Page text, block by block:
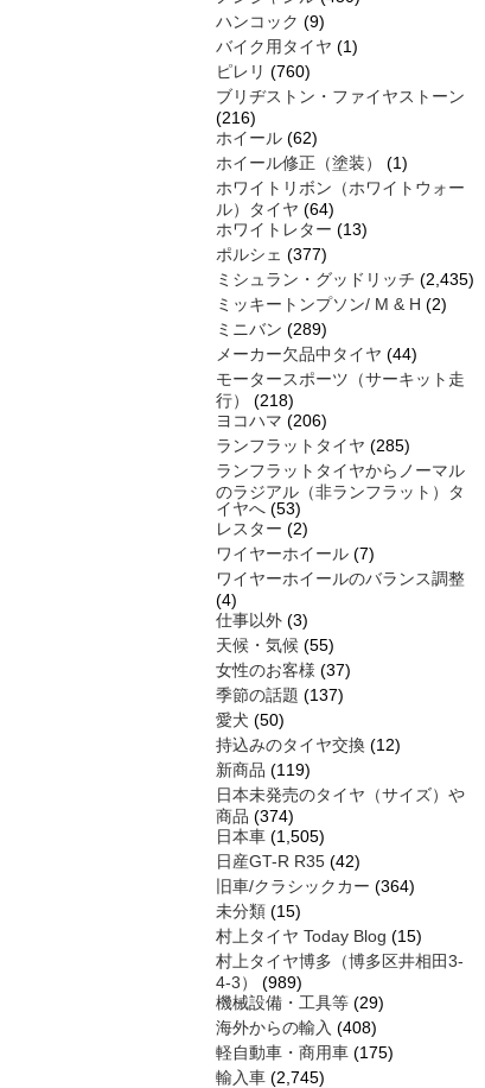
ハンコック (9)
バイク用タイヤ (1)
ピレリ (760)
ブリヂストン・ファイヤストーン
(216)
ホイール (62)
ホイール修正（塗装）
(1)
ホワイトリボン（ホワイトウォー
ル）タイヤ (64)
ホワイトレター (13)
ポルシェ (377)
ミシュラン・グッドリッチ (2,435)
ミッキートンプソン/ M & H (2)
ミニバン (289)
メーカー欠品中タイヤ (44)
モータースポーツ（サーキット走
行）
(218)
ヨコハマ (206)
ランフラットタイヤ (285)
ランフラットタイヤからノーマル
のラジアル（非ランフラット）タ
イヤへ (53)
レスター (2)
ワイヤーホイール (7)
ワイヤーホイールのバランス調整
(4)
仕事以外 (3)
天候・気候 (55)
女性のお客様 (37)
季節の話題 (137)
愛犬 (50)
持込みのタイヤ交換 (12)
新商品 (119)
日本未発売のタイヤ（サイズ）や
商品 (374)
日本車 (1,505)
日産GT-R R35 (42)
旧車/クラシックカー (364)
未分類 (15)
村上タイヤ Today Blog (15)
村上タイヤ博多（博多区井相田3-
4-3）
(989)
機械設備・工具等 (29)
海外からの輸入 (408)
軽自動車・商用車 (175)
輸入車 (2,745)